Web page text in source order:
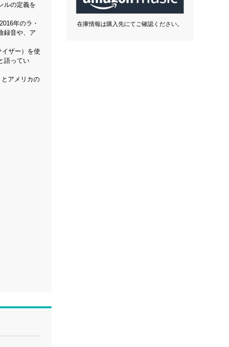
ルの定義を
年のラ・
録音や、ア
ザー）を使
語ってい
アメリカの
在庫情報は購入先にてご確認ください。